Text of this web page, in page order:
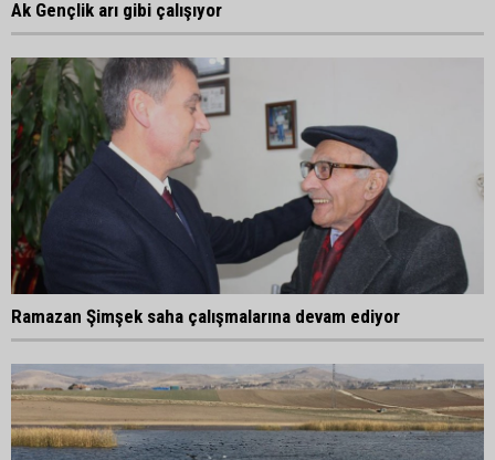
Ak Gençlik arı gibi çalışıyor
Ramazan Şimşek saha çalışmalarına devam ediyor